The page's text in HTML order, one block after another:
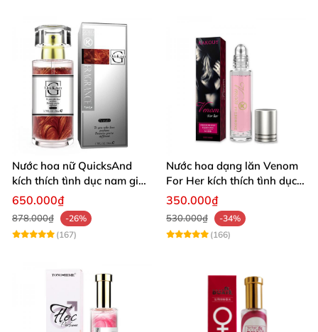
Nước hoa nữ QuicksAnd
kích thích tình dục nam giới
cực mạnh không mùi
650.000₫
878.000₫
-26%
(167)
Nước hoa dạng lăn Venom
For Her kích thích tình dục
nam giới tăng ham muốn
350.000₫
530.000₫
-34%
(166)